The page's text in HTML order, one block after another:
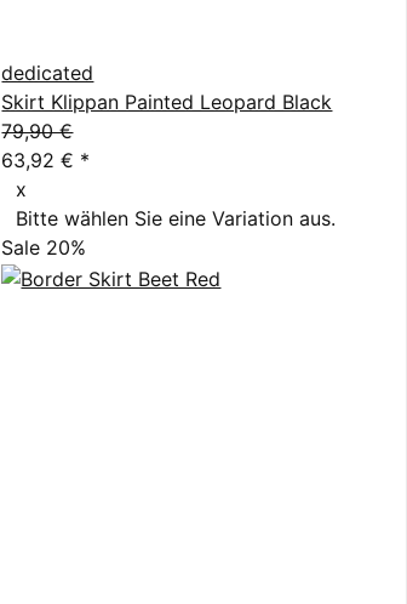
dedicated
Skirt Klippan Painted Leopard Black
79,90 €
63,92 € *
x
Bitte wählen Sie eine Variation aus.
Sale 20%